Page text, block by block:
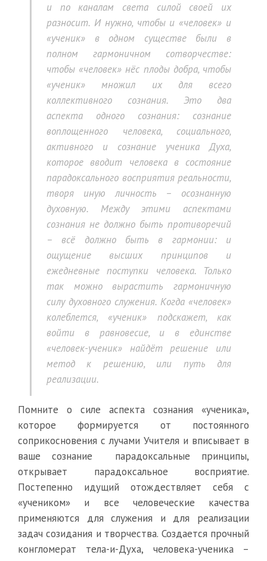
и по каналам света силой своей их
разносит. И нужно, чтобы и «человек» и
«ученик» в одном существе были в
полном гармоничном сотворчестве:
чтобы «человек» нёс плоды добра, чтобы
«ученик» множил их для всего
коллективного сознания. Это два
аспекта одного сознания: сознание
воплощенного человека, социального,
активного и сознание ученика Духа,
которое вводит человека в состояние
парадоксального восприятия реальности,
творя иную личность – осознанную
духовную. Между этими аспектами
сознания не должно быть противоречий
– всё должно быть в гармонии: и
ощущение высших принципов и
ежедневные поступки человека. Только
так можно вырастить гармоничную
силу духовного служения. Когда «человек»
колеблется, «ученик» подскажет, как
войти в равновесие, и в единстве
«человек-ученик» найдёт решение или
метод к решению, или путь для
реализации.
Помните о силе аспекта сознания «ученика»,
которое формируется от постоянного
соприкосновения с лучами Учителя и вписывает в
ваше сознание парадоксальные принципы,
открывает парадоксальное восприятие.
Постепенно идущий отождествляет себя с
«учеником» и все человеческие качества
применяются для служения и для реализации
задач созидания и творчества. Создается прочный
конгломерат тела-и-Духа, человека-ученика –